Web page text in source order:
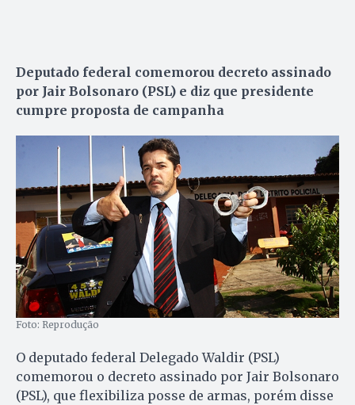
Deputado federal comemorou decreto assinado
por Jair Bolsonaro (PSL) e diz que presidente
cumpre proposta de campanha
Foto: Reprodução
O deputado federal Delegado Waldir (PSL)
comemorou o decreto assinado por Jair Bolsonaro
(PSL), que flexibiliza posse de armas, porém disse